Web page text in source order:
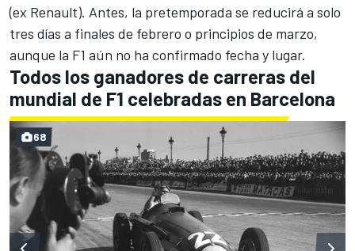
(ex Renault). Antes, la pretemporada se reducirá a solo
tres días a finales de febrero o principios de marzo,
aunque la F1 aún no ha confirmado fecha y lugar.
Todos los ganadores de carreras del
mundial de F1 celebradas en Barcelona
68